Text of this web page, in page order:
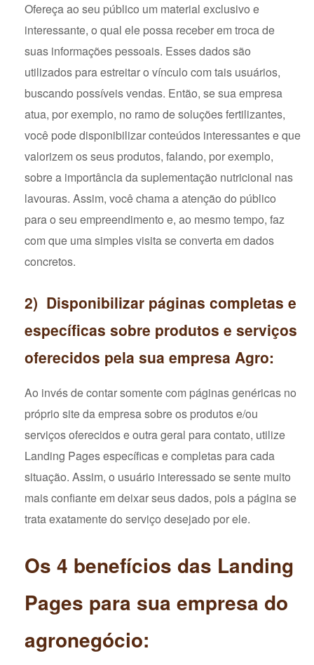
Ofereça ao seu público um material exclusivo e
interessante, o qual ele possa receber em troca de
suas informações pessoais. Esses dados são
utilizados para estreitar o vínculo com tais usuários,
buscando possíveis vendas. Então, se sua empresa
atua, por exemplo, no ramo de soluções fertilizantes,
você pode disponibilizar conteúdos interessantes e que
valorizem os seus produtos, falando, por exemplo,
sobre a importância da suplementação nutricional nas
lavouras. Assim, você chama a atenção do público
para o seu empreendimento e, ao mesmo tempo, faz
com que uma simples visita se converta em dados
concretos.
2) Disponibilizar páginas completas e
específicas sobre produtos e serviços
oferecidos pela sua empresa Agro:
Ao invés de contar somente com páginas genéricas no
próprio site da empresa sobre os produtos e/ou
serviços oferecidos e outra geral para contato, utilize
Landing Pages específicas e completas para cada
situação. Assim, o usuário interessado se sente muito
mais confiante em deixar seus dados, pois a página se
trata exatamente do serviço desejado por ele.
Os 4 benefícios das Landing
Pages para sua empresa do
agronegócio: